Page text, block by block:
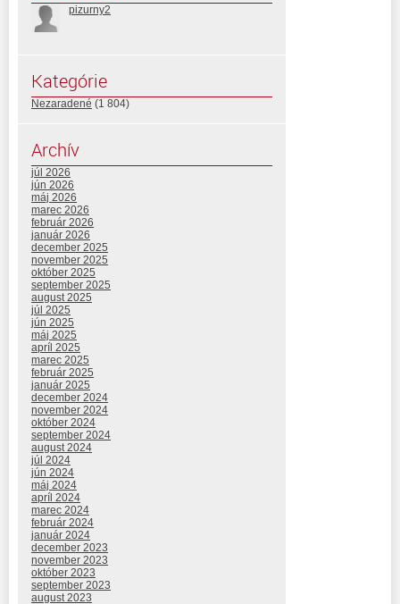
pizurny2
Kategórie
Nezaradené (1 804)
Archív
júl 2026
jún 2026
máj 2026
marec 2026
február 2026
január 2026
december 2025
november 2025
október 2025
september 2025
august 2025
júl 2025
jún 2025
máj 2025
apríl 2025
marec 2025
február 2025
január 2025
december 2024
november 2024
október 2024
september 2024
august 2024
júl 2024
jún 2024
máj 2024
apríl 2024
marec 2024
február 2024
január 2024
december 2023
november 2023
október 2023
september 2023
august 2023